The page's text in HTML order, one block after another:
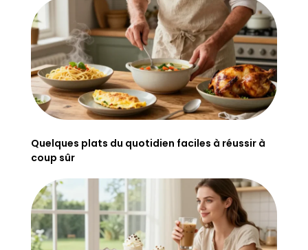
Quelques plats du quotidien faciles à réussir à
coup sûr